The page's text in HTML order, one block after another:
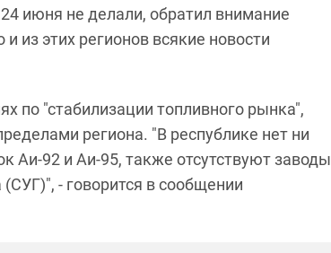
июня не делали, обратил внимание
из этих регионов всякие новости
по "стабилизации топливного рынка",
региона. "В республике нет ни
Аи-92 и Аи-95, также отсутствуют заводы
- говорится в сообщении